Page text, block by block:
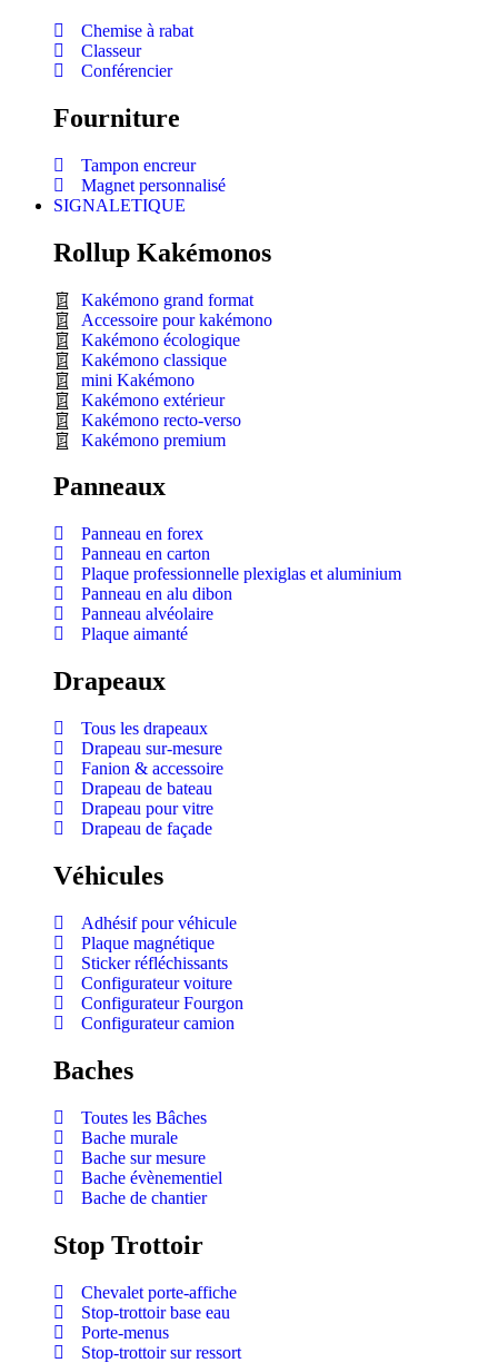
Chemise à rabat
Classeur
Conférencier
Fourniture
Tampon encreur
Magnet personnalisé
SIGNALETIQUE
Rollup Kakémonos
Kakémono grand format
Accessoire pour kakémono
Kakémono écologique
Kakémono classique
mini Kakémono
Kakémono extérieur
Kakémono recto-verso
Kakémono premium
Panneaux
Panneau en forex
Panneau en carton
Plaque professionnelle plexiglas et aluminium
Panneau en alu dibon
Panneau alvéolaire
Plaque aimanté
Drapeaux
Tous les drapeaux
Drapeau sur-mesure
Fanion & accessoire
Drapeau de bateau
Drapeau pour vitre
Drapeau de façade
Véhicules
Adhésif pour véhicule
Plaque magnétique
Sticker réfléchissants
Configurateur voiture
Configurateur Fourgon
Configurateur camion
Baches
Toutes les Bâches
Bache murale
Bache sur mesure
Bache évènementiel
Bache de chantier
Stop Trottoir
Chevalet porte-affiche
Stop-trottoir base eau
Porte-menus
Stop-trottoir sur ressort